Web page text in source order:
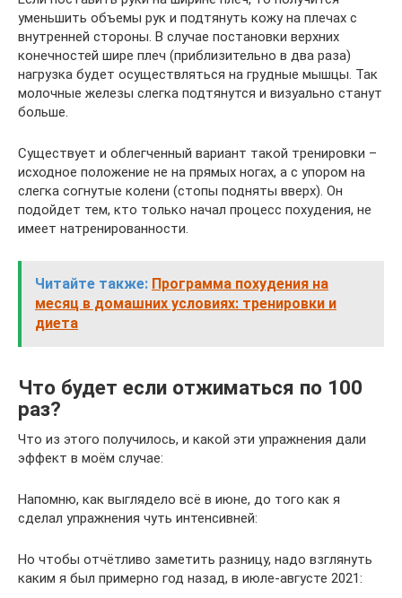
уменьшить объемы рук и подтянуть кожу на плечах с
внутренней стороны. В случае постановки верхних
конечностей шире плеч (приблизительно в два раза)
нагрузка будет осуществляться на грудные мышцы. Так
молочные железы слегка подтянутся и визуально станут
больше.
Существует и облегченный вариант такой тренировки –
исходное положение не на прямых ногах, а с упором на
слегка согнутые колени (стопы подняты вверх). Он
подойдет тем, кто только начал процесс похудения, не
имеет натренированности.
Читайте также: Программа похудения на
месяц в домашних условиях: тренировки и
диета
Что будет если отжиматься по 100
раз?
Что из этого получилось, и какой эти упражнения дали
эффект в моём случае:
Напомню, как выглядело всё в июне, до того как я
сделал упражнения чуть интенсивней:
Но чтобы отчётливо заметить разницу, надо взглянуть
каким я был примерно год назад, в июле-августе 2021: